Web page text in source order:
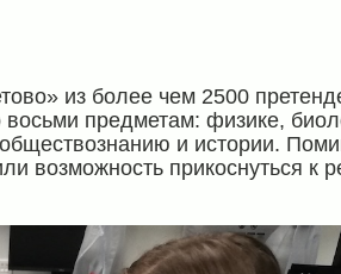
из более чем 2500
предметам: физике,
и истории.
возможность прикоснуться к